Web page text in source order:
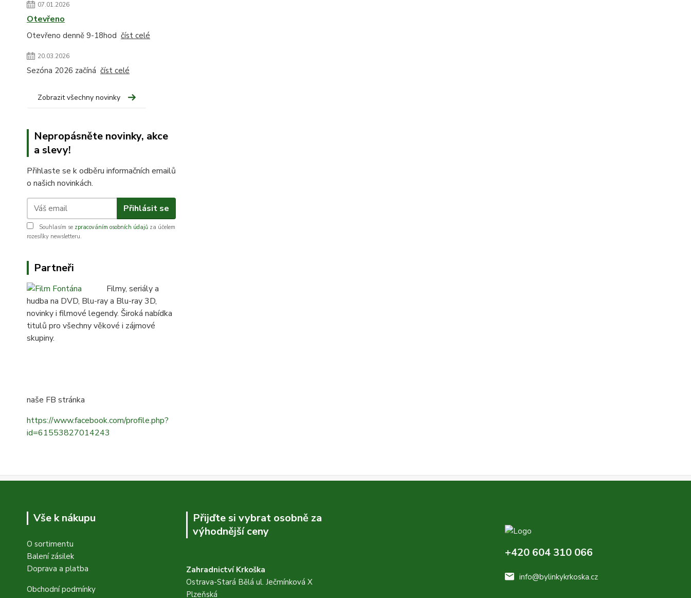
07.01.2026
Otevřeno
Otevřeno denně 9-18hod číst celé
20.03.2026
Sezóna 2026 začíná číst celé
Zobrazit všechny novinky
Nepropásněte novinky, akce
a slevy!
Přihlaste se k odběru informačních emailů
o našich novinkách.
Přihlásit se
Souhlasím se zpracováním osobních údajů za účelem
rozesílky newsletteru.
Partneři
Filmy, seriály a
hudba na DVD, Blu-ray a Blu-ray 3D,
novinky i filmové legendy. Široká nabídka
titulů pro všechny věkové i zájmové
skupiny.
naše FB stránka
https://www.facebook.com/profile.php?
id=61553827014243
Vše k nákupu
O sortimentu
Balení zásilek
Doprava a platba
Obchodní podmínky
Přijďte si vybrat osobně za
výhodnější ceny
Zahradnictví Krkoška
Ostrava-Stará Bělá ul. Ječmínková X
Plzeňská
+420 604 310 066
info@bylinkykrkoska.cz